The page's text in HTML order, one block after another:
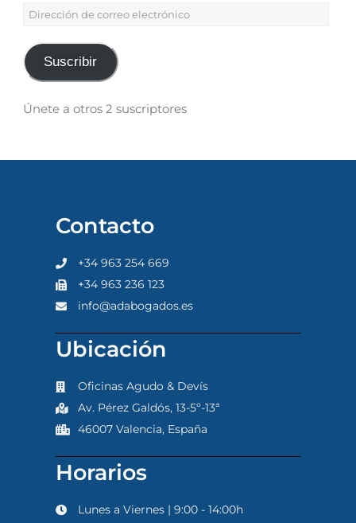
Suscribir
Únete a otros 2 suscriptores
Contacto
+34 963 254 669
+34 963 236 123
info@adabogados.es
Ubicación
Oficinas Agudo & Devís
Av. Pérez Galdós, 13-5º-13ª
46007 Valencia, España
Horarios
Lunes a Viernes | 9:00 - 14:00h